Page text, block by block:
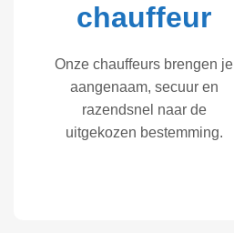
chauffeur
Onze chauffeurs brengen je
aangenaam, secuur en
razendsnel naar de
uitgekozen bestemming.